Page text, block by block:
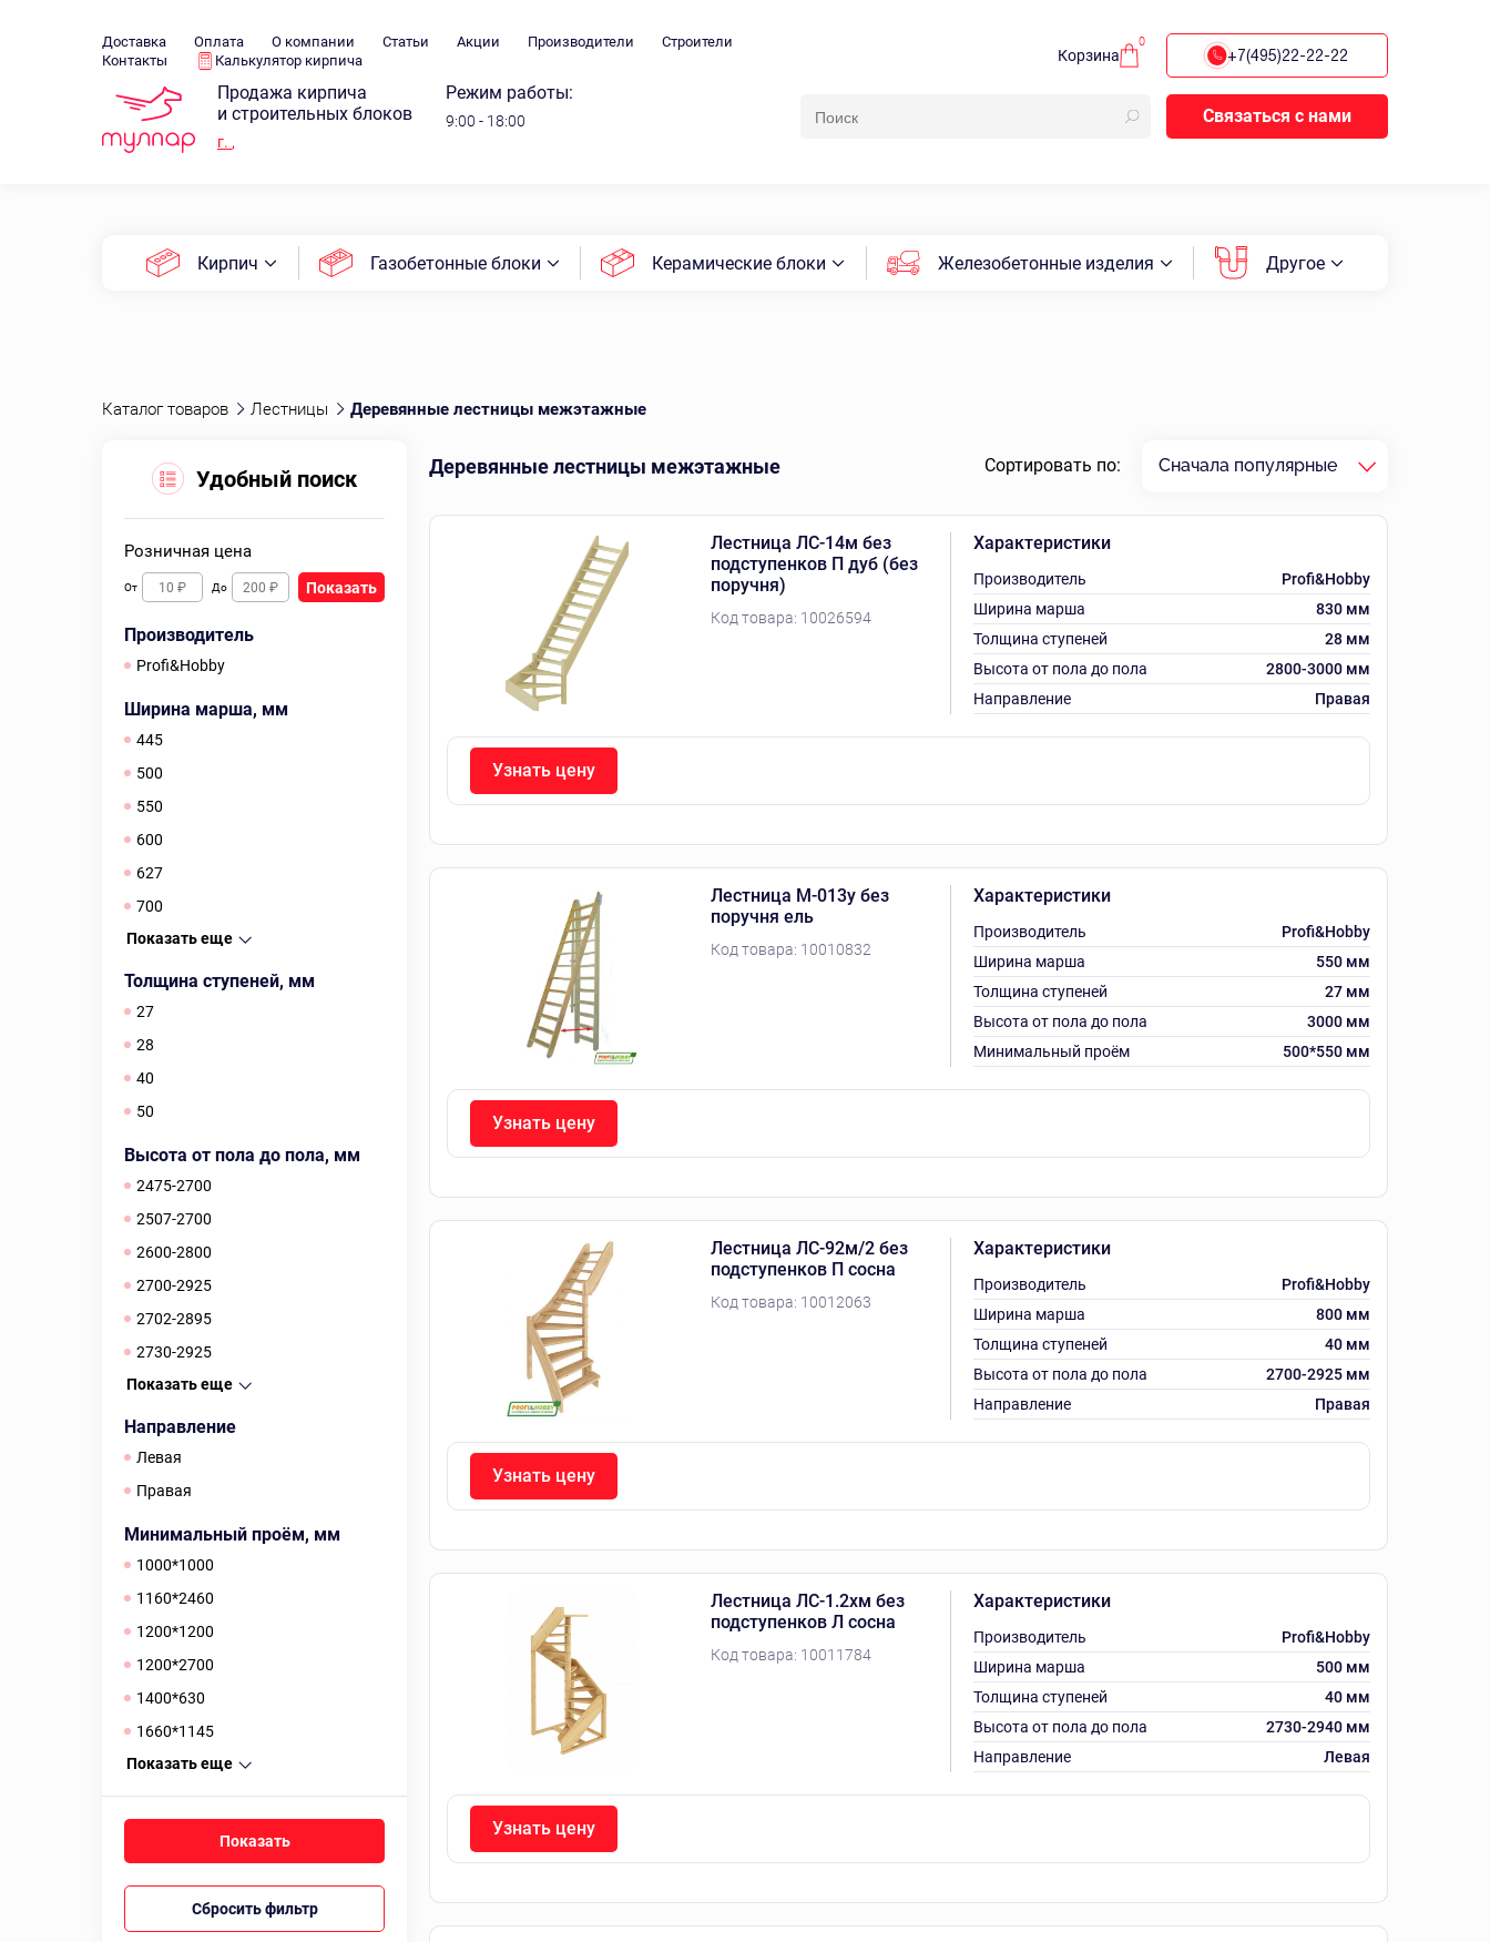
Доставка Оплата О компании Статьи Акции Производители
Строители
Контакты
Калькулятор кирпича Корзина
0
+7(495)22-22-22
Продажа кирпича
и строительных блоков
г. ,
Режим работы:
9:00 - 18:00 Связаться с нами
Кирпич Газобетонные блоки Керамические блоки Железобетонные изделия Другое
Каталог товаров Лестницы Деревянные лестницы межэтажные
Удобный поиск
Розничная цена
От До Показать
Производитель
Profi&Hobby
Ширина марша, мм
445
500
550
600
627
700
Показать еще
Толщина ступеней, мм
27
28
40
50
Высота от пола до пола, мм
2475-2700
2507-2700
2600-2800
2700-2925
2702-2895
2730-2925
Показать еще
Направление
Левая
Правая
Минимальный проём, мм
1000*1000
1160*2460
1200*1200
1200*2700
1400*630
1660*1145
Показать еще
Сбросить фильтр
Деревянные лестницы межэтажные Сортировать по: Сначала популярные
Лестница ЛС-14м без
подступенков П дуб (без
поручня)
Код товара: 10026594
Характеристики
Производитель
Profi&Hobby
Ширина марша
830 мм
Толщина ступеней
28 мм
Высота от пола до пола
2800-3000 мм
Направление
Правая
Узнать цену
Лестница М-013у без
поручня ель
Код товара: 10010832
Характеристики
Производитель
Profi&Hobby
Ширина марша
550 мм
Толщина ступеней
27 мм
Высота от пола до пола
3000 мм
Минимальный проём
500*550 мм
Узнать цену
Лестница ЛС-92м/2 без
подступенков П сосна
Код товара: 10012063
Характеристики
Производитель
Profi&Hobby
Ширина марша
800 мм
Толщина ступеней
40 мм
Высота от пола до пола
2700-2925 мм
Направление
Правая
Узнать цену
Лестница ЛС-1.2хм без
подступенков Л сосна
Код товара: 10011784
Характеристики
Производитель
Profi&Hobby
Ширина марша
500 мм
Толщина ступеней
40 мм
Высота от пола до пола
2730-2940 мм
Направление
Левая
Узнать цену